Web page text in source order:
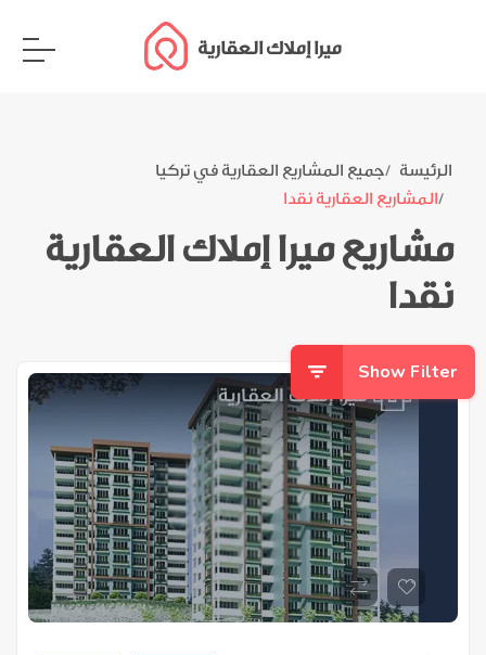
ميرا إملاك العقارية
الرئيسة
جميع المشاريع العقارية في تركيا
المشاريع العقارية نقدا
مشاريع ميرا إملاك العقارية
نقدا
Show Filter